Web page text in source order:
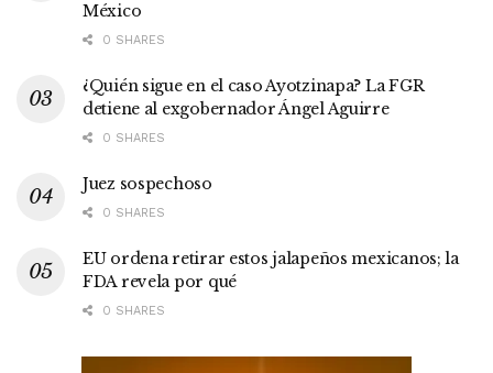
México
0 SHARES
¿Quién sigue en el caso Ayotzinapa? La FGR
detiene al exgobernador Ángel Aguirre
0 SHARES
Juez sospechoso
0 SHARES
EU ordena retirar estos jalapeños mexicanos; la
FDA revela por qué
0 SHARES